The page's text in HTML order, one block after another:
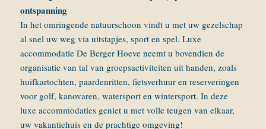
ontspanning
In het omringende natuurschoon vindt u met uw gezelschap
al snel uw weg via uitstapjes, sport en spel. Luxe
accommodatie De Berger Hoeve neemt u bovendien de
organisatie van tal van groepsactiviteiten uit handen, zoals
huifkartochten, paardenritten, fietsverhuur en reserveringen
voor golf, kanovaren, watersport en wintersport. In deze
luxe accommodaties geniet u met volle teugen van elkaar,
uw vakantiehuis en de prachtige omgeving!